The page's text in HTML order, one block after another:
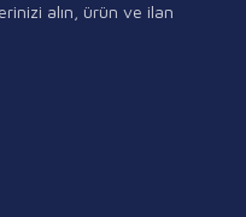
alın, ürün ve ilan